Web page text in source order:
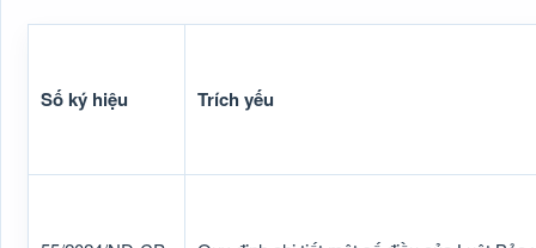
Số ký hiệu Trích yếu